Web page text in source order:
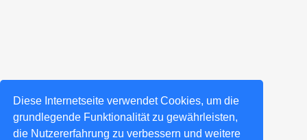
Diese Internetseite verwendet Cookies, um die
grundlegende Funktionalität zu gewährleisten,
die Nutzererfahrung zu verbessern und weitere